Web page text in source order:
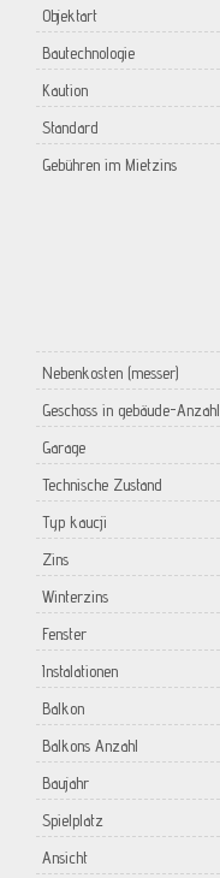
Objektart
Bautechnologie
Kaution
Standard
Gebühren im Mietzins
Nebenkosten (messer)
Geschoss in gebäude-Anzahl
Garage
Technische Zustand
Typ kaucji
Zins
Winterzins
Fenster
Instalationen
Balkon
Balkons Anzahl
Baujahr
Spielplatz
Ansicht